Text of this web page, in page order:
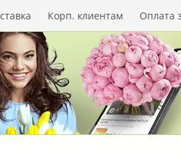
Корп. клиентам Оплата